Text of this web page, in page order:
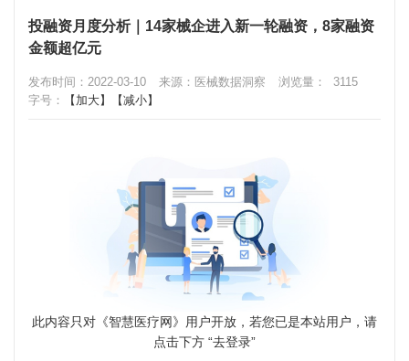
投融资月度分析｜14家械企进入新一轮融资，8家融资
金额超亿元
发布时间：2022-03-10 来源：医械数据洞察 浏览量：
3115
字号：
【加大】 【减小】
此内容只对《智慧医疗网》用户开放，若您已是本站用户，请
点击下方 “去登录”